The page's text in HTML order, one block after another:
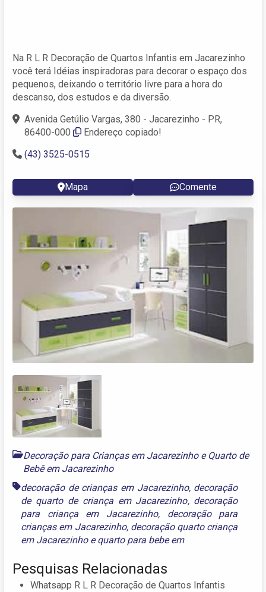
Na R L R Decoração de Quartos Infantis em Jacarezinho
você terá Idéias inspiradoras para decorar o espaço dos
pequenos, deixando o território livre para a hora do
descanso, dos estudos e da diversão.
Avenida Getúlio Vargas, 380 - Jacarezinho - PR,
86400-000
Endereço copiado!
(43) 3525-0515
Mapa Comente
Decoração para Crianças em Jacarezinhoe Quarto de
Bebê em Jacarezinho
decoração de crianças em Jacarezinho, decoração
de quarto de criança em Jacarezinho, decoração
para criança em Jacarezinho, decoração para
crianças em Jacarezinho, decoração quarto criança
em Jacarezinhoequarto para bebe em
Pesquisas Relacionadas
Whatsapp R L R Decoração de Quartos Infantis